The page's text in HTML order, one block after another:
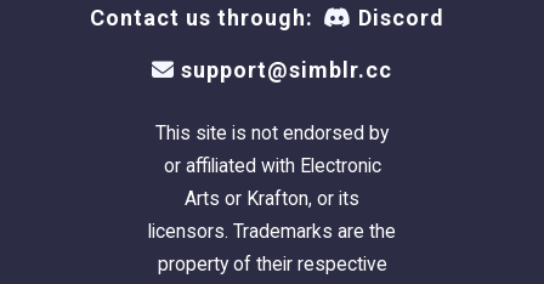
Contact us through: Discord
support@simblr.cc
This site is not endorsed by
or affiliated with Electronic
Arts or Krafton, or its
licensors. Trademarks are the
property of their respective